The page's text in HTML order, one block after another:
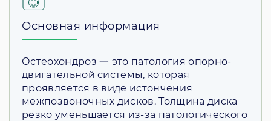
Основная информация
Остеохондроз 一 это патология опорно-
двигательной системы, которая
проявляется в виде истончения
межпозвоночных дисков. Толщина диска
резко уменьшается из-за патологического